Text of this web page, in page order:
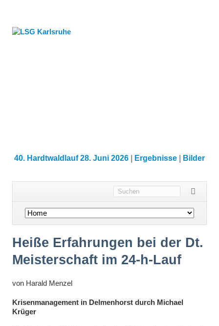
40. Hardtwaldlauf 28. Juni 2026 Ergebnisse Bilder
Navigation
Heiße Erfahrungen bei der Dt.
Meisterschaft im 24-h-Lauf
von Harald Menzel
Krisenmanagement in Delmenhorst durch Michael
Krüger